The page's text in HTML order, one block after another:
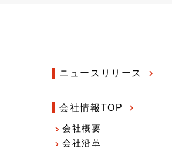
ニュースリリース
会社情報TOP
会社概要
会社沿革